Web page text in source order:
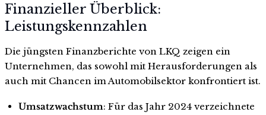
Finanzieller Überblick:
Leistungskennzahlen
Die jüngsten Finanzberichte von LKQ zeigen ein
Unternehmen, das sowohl mit Herausforderungen als
auch mit Chancen im Automobilsektor konfrontiert ist.
Umsatzwachstum: Für das Jahr 2024 verzeichnete